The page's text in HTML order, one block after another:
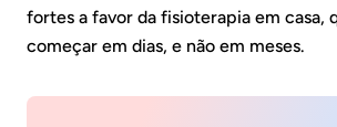
fortes a favor da fisioterapia em casa,
começar em dias, e não em meses.